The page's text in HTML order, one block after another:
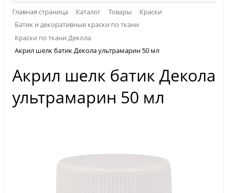
Главная страница Каталог Товары
Краски
Батик и декоративные краски по ткани
Краски по ткани Декола
Акрил шелк батик Декола ультрамарин 50 мл
Акрил шелк батик Декола
ультрамарин 50 мл